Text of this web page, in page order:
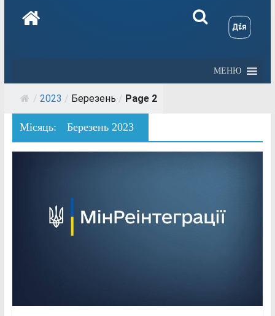
МЕНЮ
/ 2023 / Березень / Page 2
Місяць: Березень 2023